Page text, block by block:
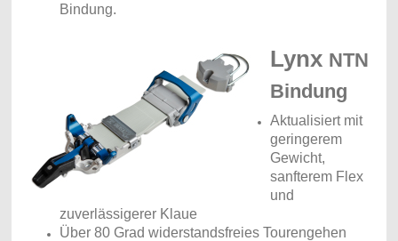
Bindung.
Lynx NTN
Bindung
Aktualisiert mit
geringerem
Gewicht,
sanfterem Flex
und
zuverlässigerer Klaue
Über 80 Grad widerstandsfreies Tourengehen